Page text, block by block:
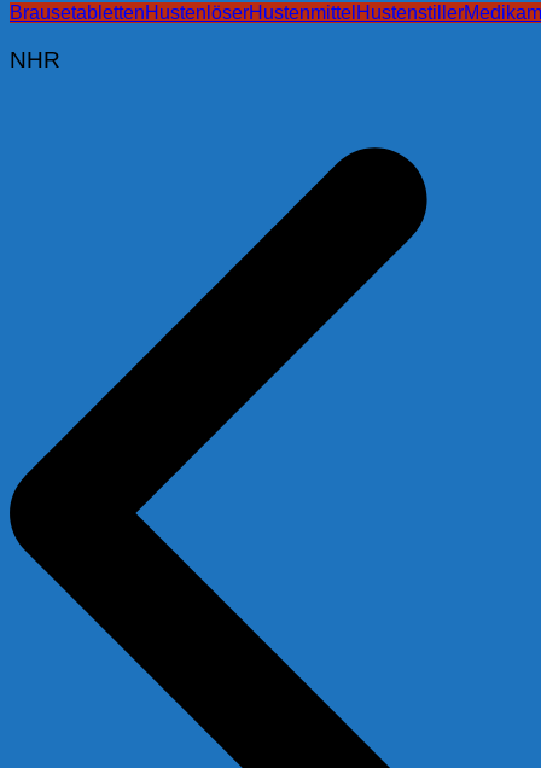
BrausetablettenHustenlöserHustenmittel Hustenstiller
NHR